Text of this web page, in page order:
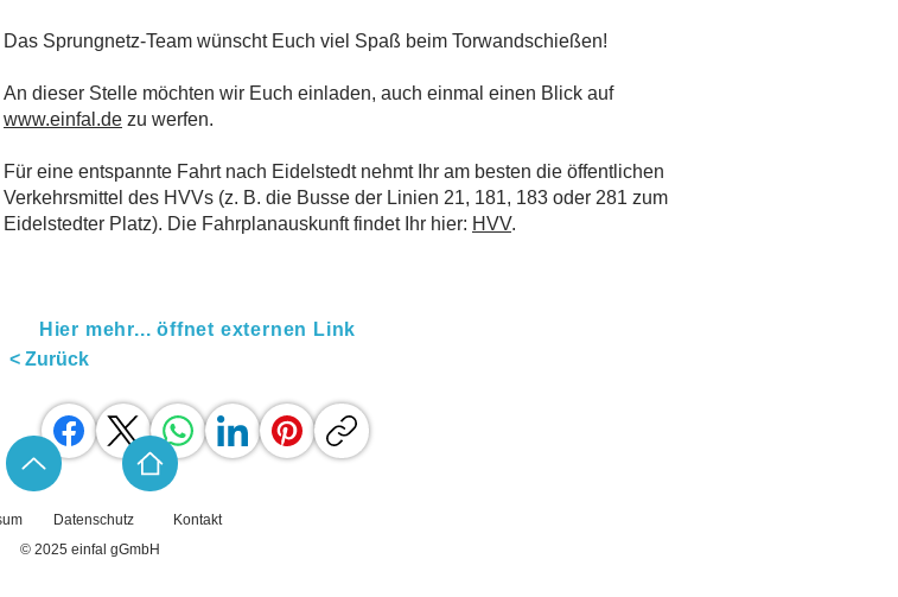
Das Sprungnetz-Team wünscht Euch viel Spaß beim Torwandschießen!
An dieser Stelle möchten wir Euch einladen, auch einmal einen Blick auf
www.einfal.de zu werfen.
Für eine entspannte Fahrt nach Eidelstedt nehmt Ihr am besten die öffentlichen
Verkehrsmittel des HVVs (z. B. die Busse der Linien 21, 181, 183 oder 281 zum
Eidelstedter Platz). Die Fahrplanauskunft findet Ihr hier: HVV.
Hier mehr... öffnet externen Link
< Zurück
Datenschutz
Kontakt
© 2025 einfal gGmbH